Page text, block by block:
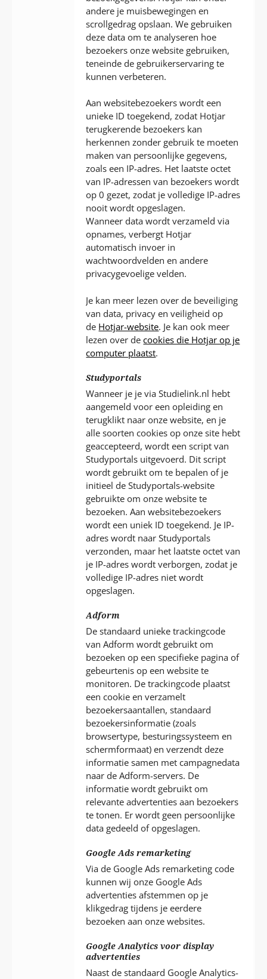
andere je muisbewegingen en
scrollgedrag opslaan. We gebruiken
deze data om te analyseren hoe
bezoekers onze website gebruiken,
teneinde de gebruikerservaring te
kunnen verbeteren.
Aan websitebezoekers wordt een
unieke ID toegekend, zodat Hotjar
terugkerende bezoekers kan
herkennen zonder gebruik te moeten
maken van persoonlijke gegevens,
zoals een IP-adres. Het laatste octet
van IP-adressen van bezoekers wordt
op 0 gezet, zodat je volledige IP-adres
nooit wordt opgeslagen.
Wanneer data wordt verzameld via
opnames, verbergt Hotjar
automatisch invoer in
wachtwoordvelden en andere
privacygevoelige velden.
Je kan meer lezen over de beveiliging
van data, privacy en veiligheid op
de Hotjar-website. Je kan ook meer
lezen over decookies die Hotjar op je
computer plaatst.
Studyportals
Wanneer je je via Studielink.nl hebt
aangemeld voor een opleiding en
terugklikt naar onze website, en je
alle soorten cookies op onze site hebt
geaccepteerd, wordt een script van
Studyportals uitgevoerd. Dit script
wordt gebruikt om te bepalen of je
initieel de Studyportals-website
gebruikte om onze website te
bezoeken. Aan websitebezoekers
wordt een uniek ID toegekend. Je IP-
adres wordt naar Studyportals
verzonden, maar het laatste octet van
je IP-adres wordt verborgen, zodat je
volledige IP-adres niet wordt
opgeslagen.
Adform
De standaard unieke trackingcode
van Adform wordt gebruikt om
bezoeken op een specifieke pagina of
gebeurtenis op een website te
monitoren. De trackingcode plaatst
een cookie en verzamelt
bezoekersaantallen, standaard
bezoekersinformatie (zoals
browsertype, besturingssysteem en
schermformaat) en verzendt deze
informatie samen met campagnedata
naar de Adform-servers. De
informatie wordt gebruikt om
relevante advertenties aan bezoekers
te tonen. Er wordt geen persoonlijke
data gedeeld of opgeslagen.
Google Ads remarketing
Via de Google Ads remarketing code
kunnen wij onze Google Ads
advertenties afstemmen op je
klikgedrag tijdens je eerdere
bezoeken aan onze websites.
Google Analytics voor display
advertenties
Naast de standaard Google Analytics-